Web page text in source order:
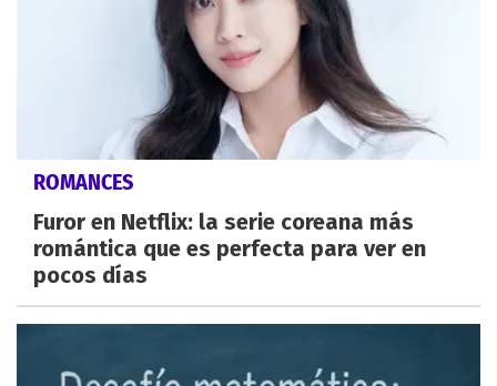
ROMANCES
Furor en Netflix: la serie coreana más
romántica que es perfecta para ver en
pocos días